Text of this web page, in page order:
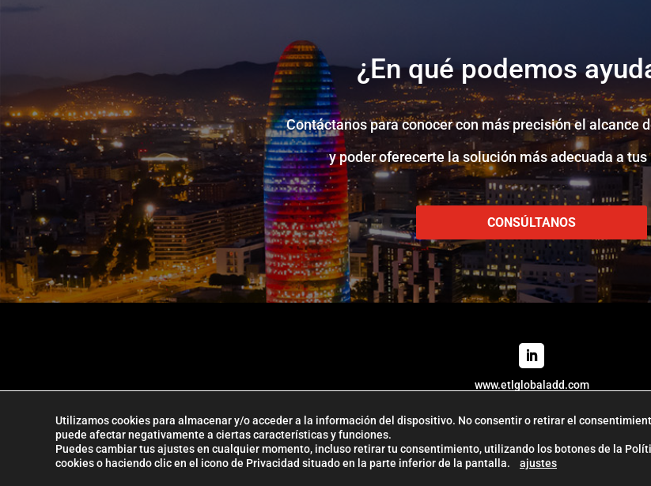
¿En qué podemos
Contáctanos para conocer con más precisión el alcance
y poder oferecerte la solución más adecuada a
CONSÚLTANOS
www.etlglobaladd.com
Copyright 2024 © ETL GLOBAL ADD
La Firma ETL Global|Política de Cookies Aviso Legal | Política de Privacidad |
Utilizamos cookies para almacenar y/o acceder a la información del dispositivo. No consentir o retirar el
puede afectar negativamente a ciertas características y funciones.
Puedes cambiar tus ajustes en cualquier momento, incluso retirar tu consentimiento, utilizando los botones de la
cookies o haciendo clic en el icono de Privacidad situado en la parte inferior de la pantalla. ajustes